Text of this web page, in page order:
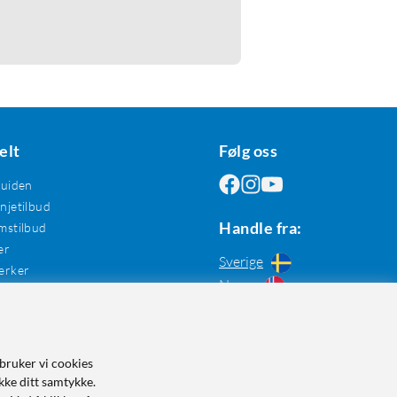
Følg oss
Handle fra:
Sverige
Norge
vi cookies
ditt samtykke.